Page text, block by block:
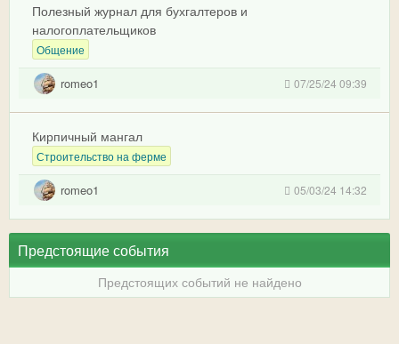
Полезный журнал для бухгалтеров и
налогоплательщиков
Общение
romeo1 07/25/24 09:39
Кирпичный мангал
Строительство на ферме
romeo1 05/03/24 14:32
Предстоящие события
Предстоящих событий не найдено